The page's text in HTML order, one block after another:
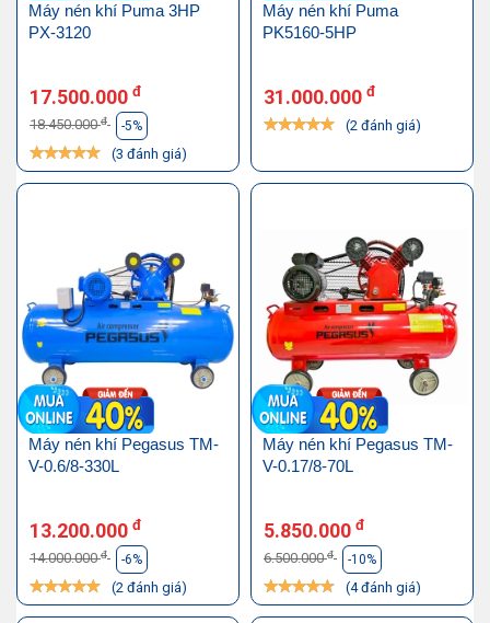
Máy nén khí Puma 3HP
PX-3120
17.500.000 đ
18.450.000đ -5%
(3 đánh giá)
Máy nén khí Puma
PK5160-5HP
31.000.000 đ
(2 đánh giá)
Máy nén khí Pegasus TM-
V-0.6/8-330L
13.200.000 đ
14.000.000đ -6%
(2 đánh giá)
Máy nén khí Pegasus TM-
V-0.17/8-70L
5.850.000 đ
6.500.000đ -10%
(4 đánh giá)